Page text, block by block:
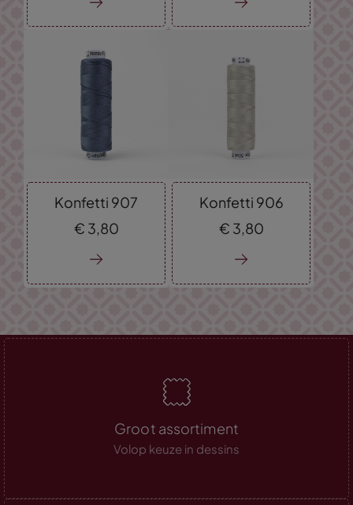
Konfetti 907
€ 3, 80
Konfetti 906
€ 3, 80
Groot assortiment
Volop keuze in dessins